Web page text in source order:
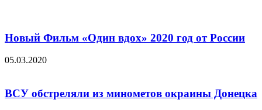
Новый Фильм «Один вдох» 2020 год от России
05.03.2020
ВСУ обстреляли из минометов окраины Донецка